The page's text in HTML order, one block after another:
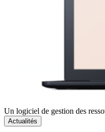
Un logiciel de gestion des
Actualités